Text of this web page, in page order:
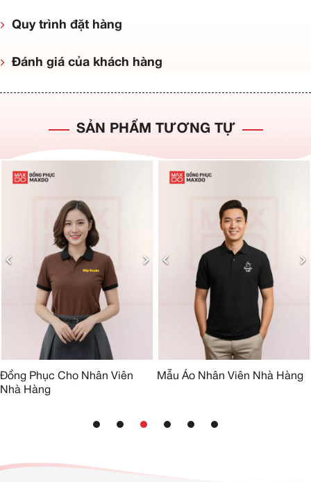
Quy trình đặt hàng
Đánh giá của khách hàng
SẢN PHẨM TƯƠNG TỰ
Đồng Phục Cho Nhân Viên
Nhà Hàng
Mẫu Áo Nhân Viên Nhà Hàng